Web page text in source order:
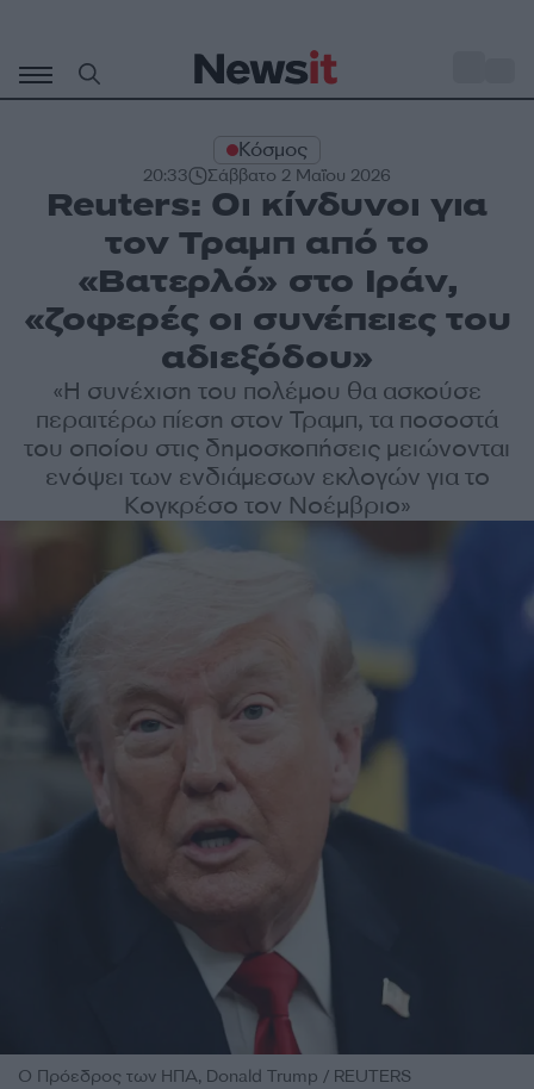
περιεχόμενο
Κόσμος
20:33 Σάββατο 2 Μαΐου 2026
Reuters: Οι κίνδυνοι για
τον Τραμπ από το
«Βατερλό» στο Ιράν,
«ζοφερές οι συνέπειες του
αδιεξόδου»
«Η συνέχιση του πολέμου θα ασκούσε
περαιτέρω πίεση στον Τραμπ, τα ποσοστά
του οποίου στις δημοσκοπήσεις μειώνονται
ενόψει των ενδιάμεσων εκλογών για το
Κογκρέσο τον Νοέμβριο»
Ο Πρόεδρος των ΗΠΑ, Donald Trump / REUTERS